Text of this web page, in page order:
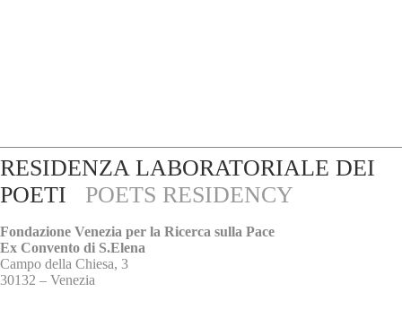
RESIDENZA LABORATORIALE DEI
POETI POETS RESIDENCY
Fondazione Venezia per la Ricerca sulla Pace
Ex Convento di S.Elena
Campo della Chiesa, 3
30132 – Venezia